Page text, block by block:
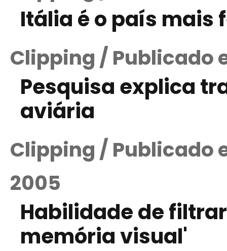
Itália é o país mais
Clipping / Publicado
Pesquisa explica
aviária
Clipping / Publicado
2005
Habilidade de
memória visual'